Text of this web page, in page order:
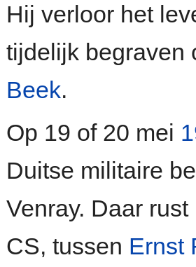
Hij verloor het
tijdelijk begraven
Beek.
Op 19 of 20 mei
Duitse militaire
Venray. Daar
CS, tussen Ernst